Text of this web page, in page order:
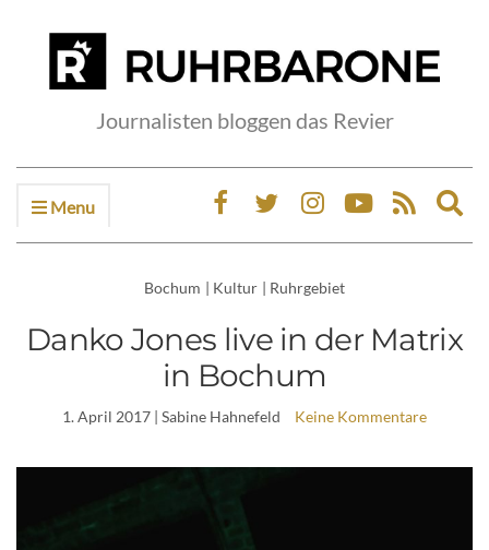
Journalisten bloggen das Revier
Menu
Bochum | Kultur | Ruhrgebiet
Danko Jones live in der Matrix
in Bochum
1. April 2017 | Sabine Hahnefeld Keine Kommentare